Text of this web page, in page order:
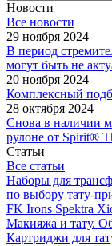
Новости
Все новости
29 ноября 2024
В период
могут быть не
20 ноября 2024
Комплексный
28 октября 2024
Снова в наличии
рулоне от Spirit®
Статьи
Все статьи
Наборы для
по выбору
FK Irons Spektra
Макияжа и тату.
Картриджи для